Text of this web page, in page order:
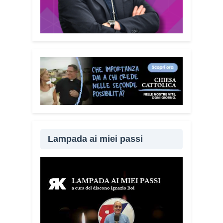
guida può essere tenuta in casa e
condivisa con i propri familiari. La
prevenzione passa anche attraverso il
differenza.Lei sta portando questo
progetto anche nei territori.
Sì, sto
incontrando tante comunità in tutta Italia.
Ringrazio i comuni, le prefetture e le
ad aderire c’è il Comune di Elmas.
un concetto: non bisogna avere paura di
denunciare o segnalare anche un
semplice tentativo di truffa. Ogni
segnalazione permette alle forze
dell’ordine di organizzare controlli più
efficaci sul territorio.Lei parla anche
Lampada ai miei passi